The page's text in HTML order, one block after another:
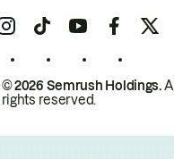
© 2026 Semrush Holdings.All
rights reserved.